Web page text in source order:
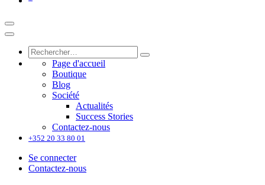
Page d'accueil
Boutique
Blog
Société
Actualités
Success Stories
Contactez-nous
+352 20 33 80 01
Se connecter
Contactez-nous